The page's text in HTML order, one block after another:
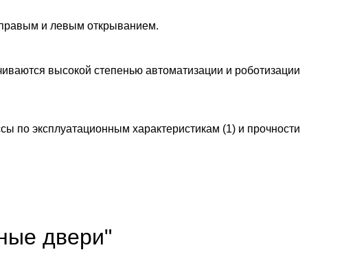
и левым открыванием.
высокой степенью автоматизации и роботизации
эксплуатационным характеристикам (1) и прочности
двери"